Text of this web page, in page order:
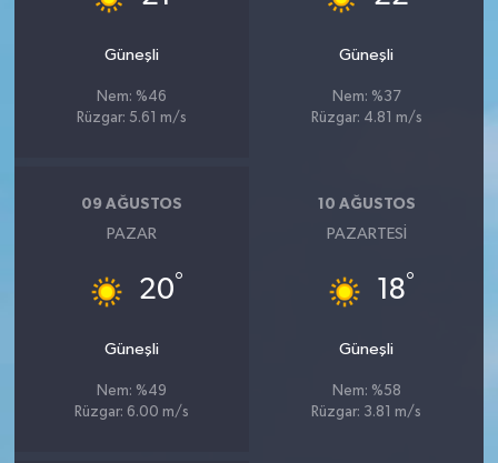
Güneşli
Nem: %46
Rüzgar: 5.61 m/s
Güneşli
Nem: %37
Rüzgar: 4.81 m/s
09 AĞUSTOS
PAZAR
20°
Güneşli
Nem: %49
Rüzgar: 6.00 m/s
10 AĞUSTOS
PAZARTESI
18°
Güneşli
Nem: %58
Rüzgar: 3.81 m/s